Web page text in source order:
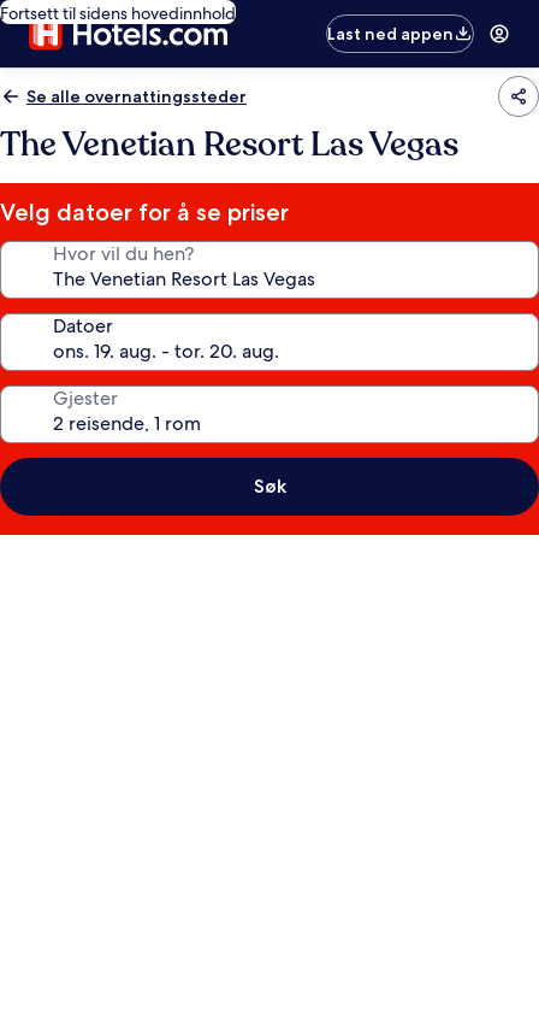
Fortsett til sidens hovedinnhold
Last ned appen
Se alle overnattingssteder
The Venetian Resort Las Vegas
Velg datoer for å se priser
Hvor vil du hen?
Datoer
Gjester
Søk